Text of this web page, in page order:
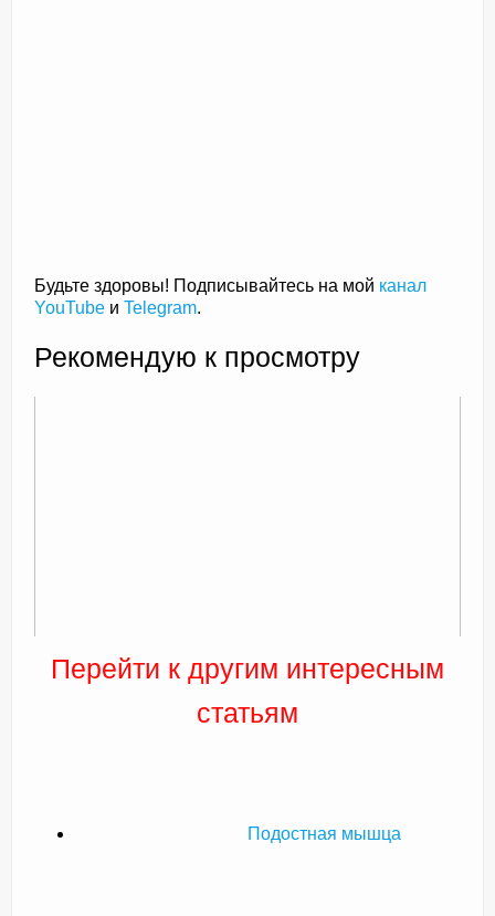
Будьте здоровы! Подписывайтесь на мой канал
YouTube и Telegram.
Рекомендую к просмотру
Перейти к другим интересным
статьям
Подостная мышца